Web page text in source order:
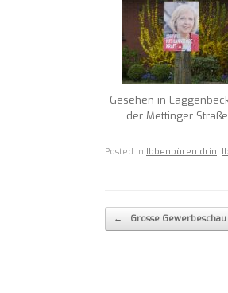
Gesehen in
der Mettinger Straße
Posted in Ibbenbüren drin,
Post navigation
← Grosse